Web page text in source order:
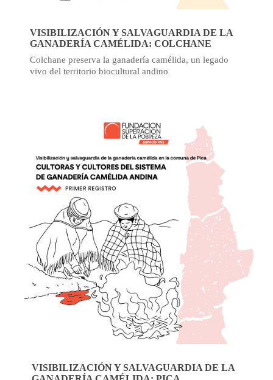
VISIBILIZACIÓN Y SALVAGUARDIA DE LA
GANADERÍA CAMÉLIDA: COLCHANE
Colchane preserva la ganadería camélida, un legado
vivo del territorio biocultural andino
VISIBILIZACIÓN Y SALVAGUARDIA DE LA